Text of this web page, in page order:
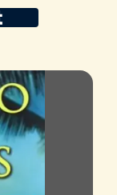
トーリーが展開
紹 […]